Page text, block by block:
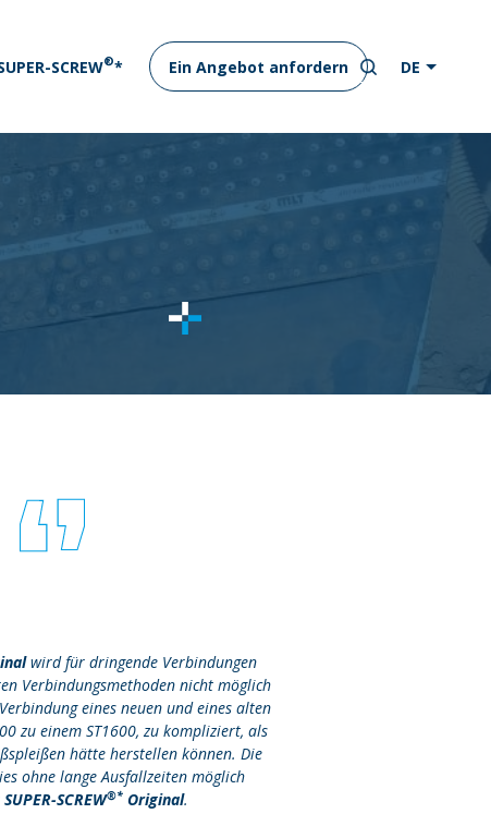
DE
SCREW®* Ein Angebot anfordern
wird für dringende Verbindungen
Verbindungsmethoden nicht möglich
eines neuen und eines alten
zu einem ST1600, zu kompliziert, als
hätte herstellen können. Die
ohne lange Ausfallzeiten möglich
SUPER-SCREW®* Original.